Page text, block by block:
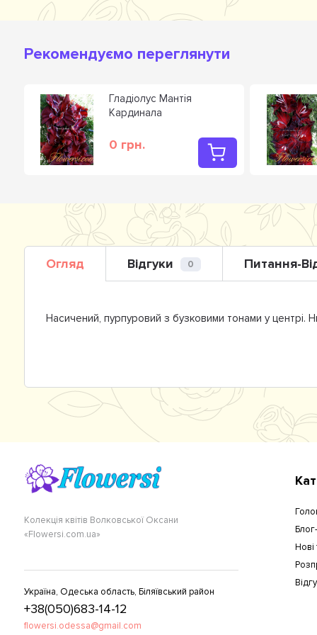
Рекомендуємо переглянути
Гладiолус Мантія
Кардинала
0 грн.
Огляд Відгуки 0 Питання-
Насичений, пурпуровий з бузковими тонами у
Колекція квітів Волковської Оксани
«Flowersi.com.ua»
Україна, Одеська область, Біляївський район
+38(050)683-14-12
flowersi.odessa@gmail.com
Нові